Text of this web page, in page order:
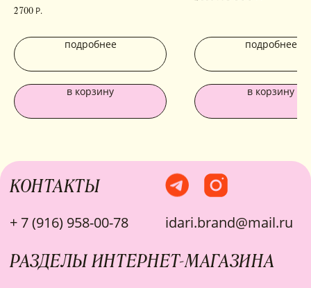
2 700 Р.
подробнее
в корзину
подробнее
в корзину
Сайт разработан
Договор публичной
Политика
конфиденциальности
ОГРН 324547600025580
ИНН 540405944704
ИП Хайруллина Сюзанна
Instagram принадлежит компании Meta,